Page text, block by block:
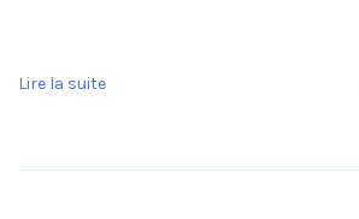
Lire la suite